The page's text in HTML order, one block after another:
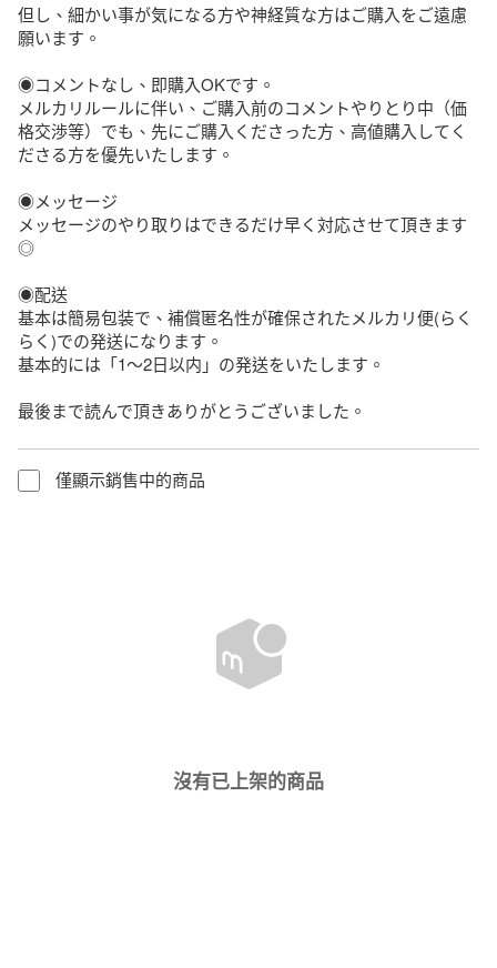
但し、細かい事が気になる方や神経質な方はご購入をご遠慮
願います。
◉コメントなし、即購入OKです。
メルカリルールに伴い、ご購入前のコメントやりとり中（価
格交渉等）でも、先にご購入くださった方、高値購入してく
ださる方を優先いたします。
◉メッセージ
メッセージのやり取りはできるだけ早く対応させて頂きます
◎
◉配送
基本は簡易包装で、補償匿名性が確保されたメルカリ便(らく
らく)での発送になります。
基本的には「1～2日以内」の発送をいたします。
最後まで読んで頂きありがとうございました。
僅顯示銷售中的商品
沒有已上架的商品